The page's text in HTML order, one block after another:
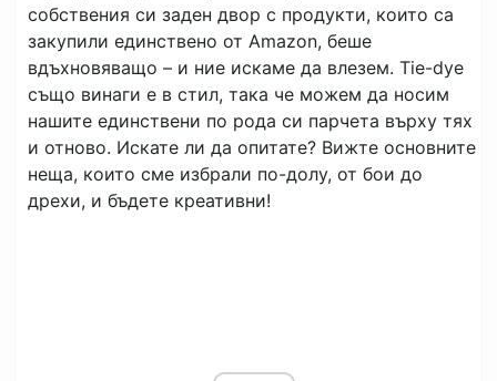
собствения си заден двор с продукти, които са
закупили единствено от Amazon, беше
вдъхновяващо – и ние искаме да влезем. Tie-dye
също винаги е в стил, така че можем да носим
нашите единствени по рода си парчета върху тях
и отново. Искате ли да опитате? Вижте основните
неща, които сме избрали по-долу, от бои до
дрехи, и бъдете креативни!